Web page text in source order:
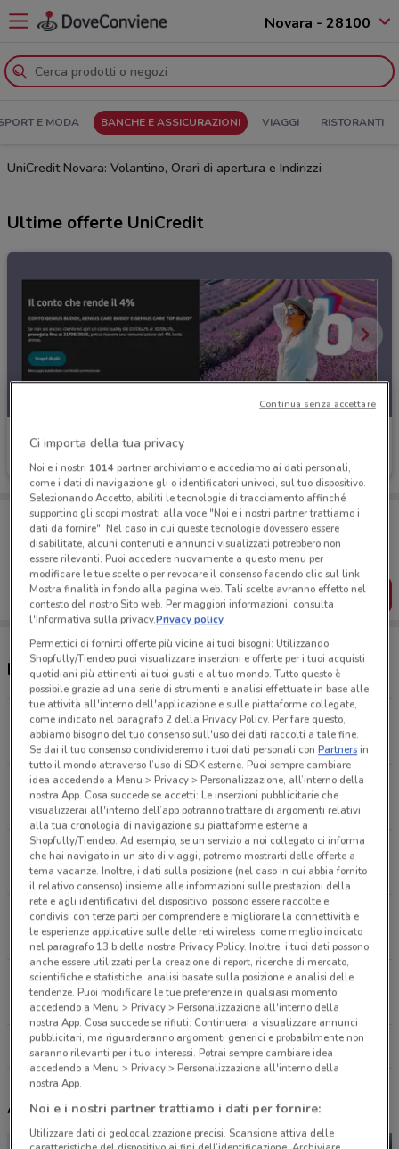
Novara - 28100
E MODA BANCHE E ASSICURAZIONI VIAGGI RISTORANTI
UniCredit Novara: Volantino, Orari di apertura e Indirizzi
Ultime offerte UniCredit
UniCredit
Scade il 31/08
Porta DoveConviene sempre con te!
Puoi trovare le migliori offerte dei negozi vicino a te,
salvarle e creare la tua lista del risparmio, comodamente
dal tuo cellulare.
SCARICA L’APP
Negozi UniCredit a Novara
Fraz. Cameriano Via Matteotti, 18 Casalino
117 m
CHIUSO
C.So Cavour, 6 Novara
397 m
CHIUSO
Via Andrea Costa, 6/A Novara
543 m
CHIUSO
Via San Francesco D'Assisi, 8/A Novara
707 m
CHIUSO
C.So Xxiii Marzo, 202 Novara
1.7 km
CHIUSO
Tutti i negozi UniCredit
Altri volantini nelle vicinanze
Ci importa della tua privacy
Noi e i nostri 1014partner archiviamo e accediamo ai dati personali,
come i dati di navigazione gli o identificatori univoci, sul tuo dispositivo.
Selezionando Accetto, abiliti le tecnologie di tracciamento affinché
supportino gli scopi mostrati alla voce "Noi e i nostri partner trattiamo i
dati da fornire". Nel caso in cui queste tecnologie dovessero essere
disabilitate, alcuni contenuti e annunci visualizzati potrebbero non
essere rilevanti. Puoi accedere nuovamente a questo menu per
modificare le tue scelte o per revocare il consenso facendo clic sul link
Mostra finalità in fondo alla pagina web. Tali scelte avranno effetto nel
contesto del nostro Sito web. Per maggiori informazioni, consulta
l'Informativa sulla privacy.Privacy policy
Permettici di fornirti offerte più vicine ai tuoi bisogni: Utilizzando
Shopfully/Tiendeo puoi visualizzare inserzioni e offerte per i tuoi acquisti
quotidiani più attinenti ai tuoi gusti e al tuo mondo. Tutto questo è
possibile grazie ad una serie di strumenti e analisi effettuate in base alle
tue attività all'interno dell'applicazione e sulle piattaforme collegate,
come indicato nel paragrafo 2 della Privacy Policy. Per fare questo,
abbiamo bisogno del tuo consenso sull'uso dei dati raccolti a tale fine.
Se dai il tuo consenso condivideremo i tuoi dati personali conPartnersin
tutto il mondo attraverso l’uso di SDK esterne. Puoi sempre cambiare
idea accedendo a Menu > Privacy > Personalizzazione, all’interno della
nostra App. Cosa succede se accetti: Le inserzioni pubblicitarie che
visualizzerai all'interno dell’app potranno trattare di argomenti relativi
alla tua cronologia di navigazione su piattaforme esterne a
Shopfully/Tiendeo. Ad esempio, se un servizio a noi collegato ci informa
che hai navigato in un sito di viaggi, potremo mostrarti delle offerte a
tema vacanze. Inoltre, i dati sulla posizione (nel caso in cui abbia fornito
il relativo consenso) insieme alle informazioni sulle prestazioni della
rete e agli identificativi del dispositivo, possono essere raccolte e
condivisi con terze parti per comprendere e migliorare la connettività e
le esperienze applicative sulle delle reti wireless, come meglio indicato
nel paragrafo 13.b della nostra Privacy Policy. Inoltre, i tuoi dati possono
anche essere utilizzati per la creazione di report, ricerche di mercato,
scientifiche e statistiche, analisi basate sulla posizione e analisi delle
tendenze. Puoi modificare le tue preferenze in qualsiasi momento
accedendo a Menu > Privacy > Personalizzazione all'interno della
nostra App. Cosa succede se rifiuti: Continuerai a visualizzare annunci
pubblicitari, ma riguarderanno argomenti generici e probabilmente non
saranno rilevanti per i tuoi interessi. Potrai sempre cambiare idea
accedendo a Menu > Privacy > Personalizzazione all'interno della
nostra App.
Noi e i nostri partner trattiamo i dati per fornire:
Utilizzare dati di geolocalizzazione precisi. Scansione attiva delle
Continua senza accettare